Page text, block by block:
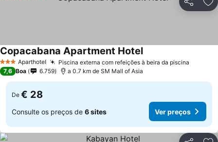
Partilhar
3 EstrelasAparthotel Piscina externa com refeições à beira da piscina
Copacabana Apartment Hotel
7,6 Boa 6.759 a 0.7 km de SM Mall of Asia
De € 28
Consulte os preços de 6 sites Ver preços